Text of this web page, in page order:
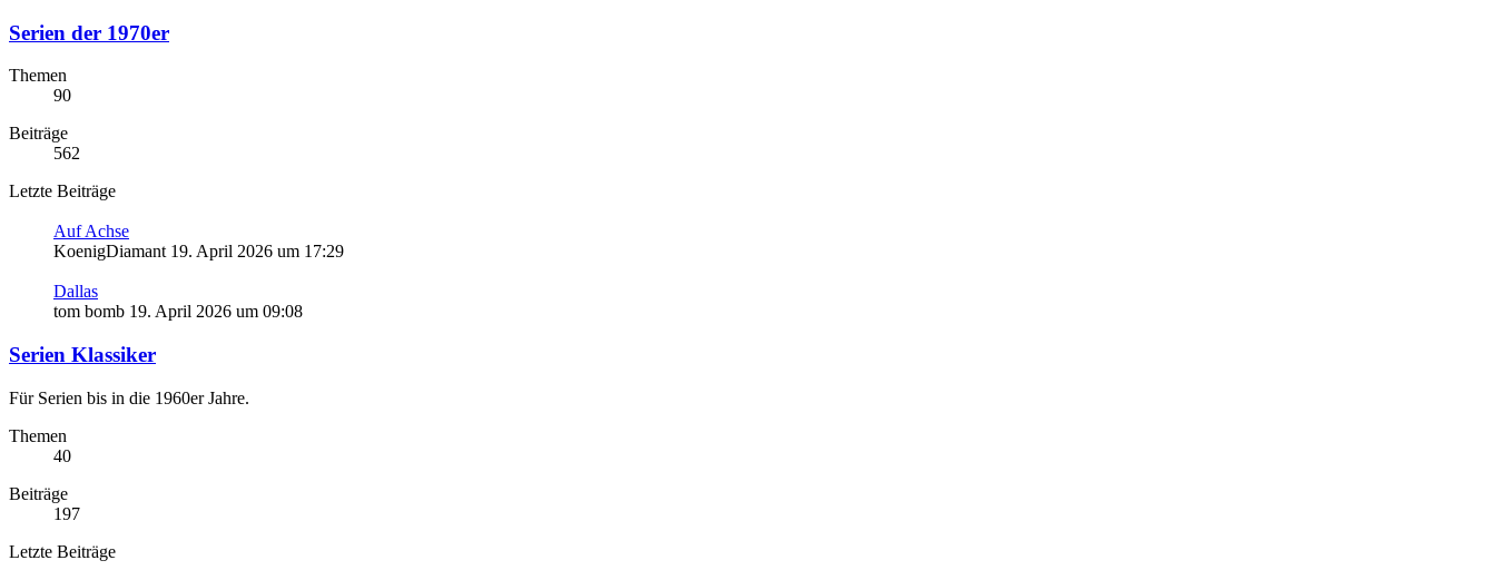
Serien der 1970er
Themen
90
Beiträge
562
Letzte Beiträge
Auf Achse
KoenigDiamant 19. April 2026 um 17:29
Dallas
tom bomb 19. April 2026 um 09:08
Serien Klassiker
Für Serien bis in die 1960er Jahre.
Themen
40
Beiträge
197
Letzte Beiträge